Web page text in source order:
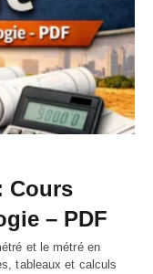
Cours
– PDF
et le métré en
tableaux et calculs